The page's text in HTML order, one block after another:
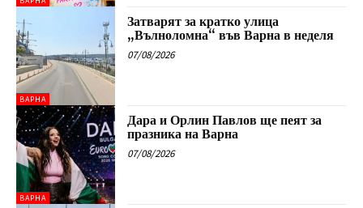
ВАРНА
Затварят за кратко улица
„Вълноломна“ във Варна в неделя
07/08/2026
ВАРНА
Дара и Орлин Павлов ще пеят за
празника на Варна
07/08/2026